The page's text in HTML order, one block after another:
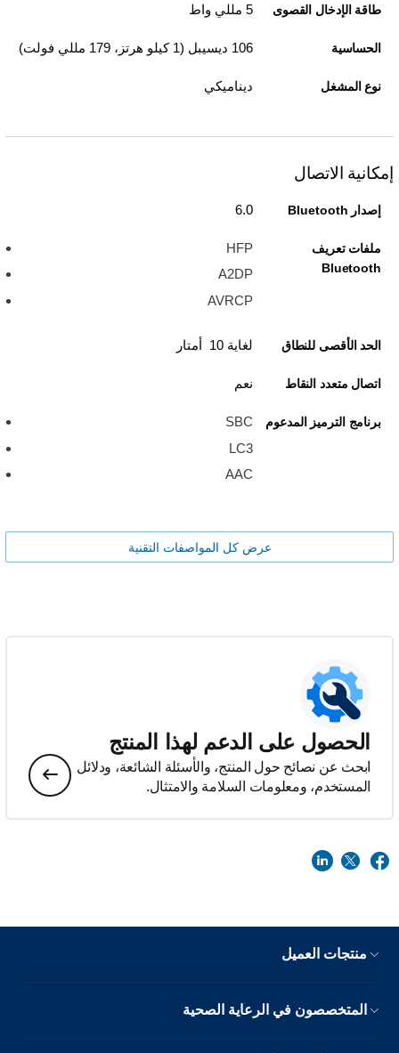
طاقة الإدخال القصوى 5 مللي واط
الحساسية 106 ديسيبل (1 كيلو هرتز، 179 مللي فولت)
نوع المشغل ديناميكي
إمكانية الاتصال
إصدار Bluetooth 6.0
ملفات تعريف
Bluetooth
HFP
A2DP
AVRCP
الحد الأقصى للنطاق لغاية 10 أمتار
اتصال متعدد النقاط نعم
برنامج الترميز المدعوم
SBC
LC3
AAC
عرض كل المواصفات التقنية
الحصول على الدعم لهذا المنتج
ابحث عن نصائح حول المنتج، والأسئلة الشائعة، ودلائل
المستخدم، ومعلومات السلامة والامتثال.
منتجات العميل
المتخصصون في الرعاية الصحية